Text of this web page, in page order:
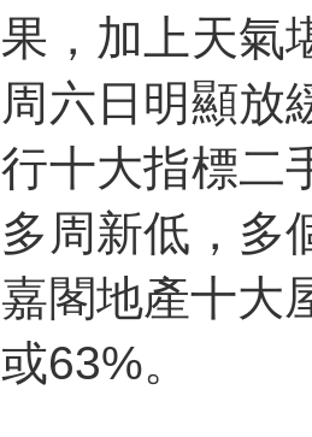
果，加上天氣
周六日明顯放
行十大指標二
多周新低，多
嘉閣地產十大
或63%。